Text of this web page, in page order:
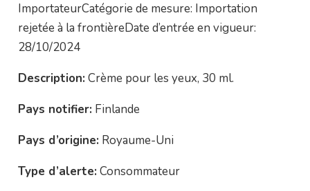
ImportateurCatégorie de mesure: Importation
rejetée à la frontièreDate d’entrée en vigueur:
28/10/2024
Description: Crème pour les yeux, 30 ml.
Pays notifier: Finlande
Pays d’origine: Royaume-Uni
Type d’alerte: Consommateur